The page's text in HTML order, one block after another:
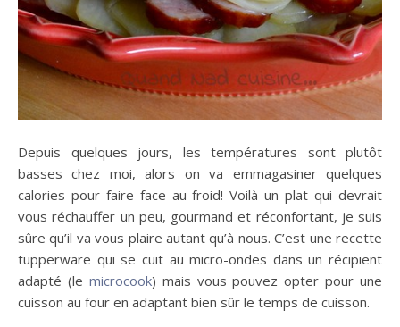
Depuis quelques jours, les températures sont plutôt
basses chez moi, alors on va emmagasiner quelques
calories pour faire face au froid! Voilà un plat qui devrait
vous réchauffer un peu, gourmand et réconfortant, je suis
sûre qu’il va vous plaire autant qu’à nous. C’est une recette
tupperware qui se cuit au micro-ondes dans un récipient
adapté (le microcook) mais vous pouvez opter pour une
cuisson au four en adaptant bien sûr le temps de cuisson.